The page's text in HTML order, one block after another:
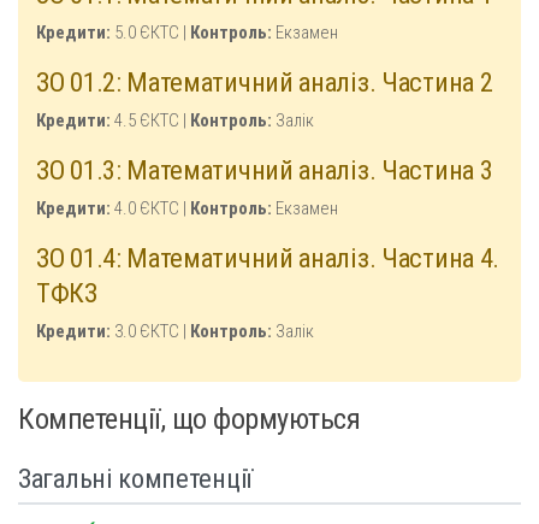
Кредити: 5.0 ЄКТС | Контроль: Екзамен
ЗО 01.2: Математичний аналіз. Частина 2
Кредити: 4.5 ЄКТС | Контроль: Залік
ЗО 01.3: Математичний аналіз. Частина 3
Кредити: 4.0 ЄКТС | Контроль: Екзамен
ЗО 01.4: Математичний аналіз. Частина 4.
ТФКЗ
Кредити: 3.0 ЄКТС | Контроль: Залік
Компетенції, що формуються
Загальні компетенції